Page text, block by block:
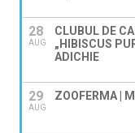
28
AUG
CLUBUL DE
„HIBISCUS
ADICHIE
29
AUG
ZOOFERMA |